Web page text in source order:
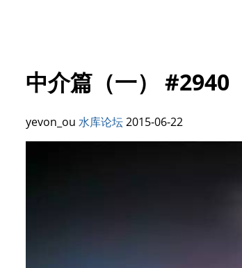
中介篇（一） #2940
yevon_ou 水库论坛2015-06-22